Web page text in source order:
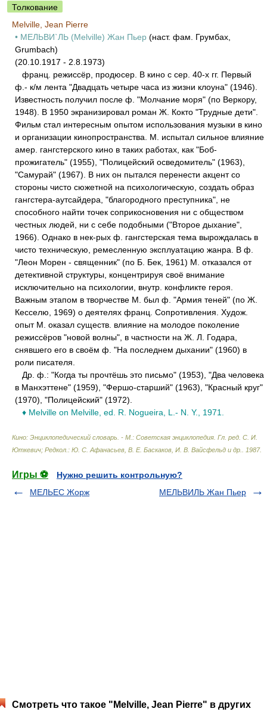
Толкование
Melville, Jean Pierre
• МЕЛЬВИ`ЛЬ (Melville) Жан Пьер (наст. фам. Грумбах,
Grumbach)
(20.10.1917 - 2.8.1973)
франц. режиссёр, продюсер. В кино с сер. 40-х гг. Первый
ф.- к/м лента "Двадцать четыре часа из жизни клоуна" (1946).
Известность получил после ф. "Молчание моря" (по Веркору,
1948). В 1950 экранизировал роман Ж. Кокто "Трудные дети".
Фильм стал интересным опытом использования музыки в кино
и организации кинопространства. М. испытал сильное влияние
амер. гангстерского кино в таких работах, как "Боб-
прожигатель" (1955), "Полицейский осведомитель" (1963),
"Самурай" (1967). В них он пытался перенести акцент со
стороны чисто сюжетной на психологическую, создать образ
гангстера-аутсайдера, "благородного преступника", не
способного найти точек соприкосновения ни с обществом
честных людей, ни с себе подобными ("Второе дыхание",
1966). Однако в нек-рых ф. гангстерская тема вырождалась в
чисто техническую, ремесленную эксплуатацию жанра. В ф.
"Леон Морен - священник" (по Б. Бек, 1961) М. отказался от
детективной структуры, концентрируя своё внимание
исключительно на психологии, внутр. конфликте героя.
Важным этапом в творчестве М. был ф. "Армия теней" (по Ж.
Кесселю, 1969) о деятелях франц. Сопротивления. Худож.
опыт М. оказал существ. влияние на молодое поколение
режиссёров "новой волны", в частности на Ж. Л. Годара,
снявшего его в своём ф. "На последнем дыхании" (1960) в
роли писателя.
Др. ф.: "Когда ты прочтёшь это письмо" (1953), "Два человека
в Манхэттене" (1959), "Фершо-старший" (1963), "Красный круг"
(1970), "Полицейский" (1972).
♦ Melville on Melville, ed. R. Nogueira, L.- N. Y., 1971.
Кино: Энциклопедический словарь. - М.: Советская энциклопедия Гл. ред. С. И.
Юткевич; Редкол.: Ю. С. Афанасьев, В. Е. Баскаков, И. В. Вайсфельд и др.
1987.
Игры ⚽
Нужно решить контрольную?
МЕЛЬЕС Жорж
МЕЛЬВИЛЬ Жан Пьер
Смотреть что такое "Melville, Jean Pierre" в других